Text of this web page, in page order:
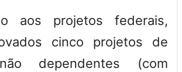
aos projetos federais,
cinco projetos de
dependentes (com